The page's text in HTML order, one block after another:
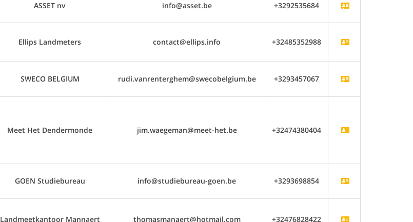
ASSET nv info@asset.be +3292535684
Ellips Landmeters contact@ellips.info +32485352988
SWECO BELGIUM rudi.vanrenterghem@swecobelgium.be +3293457067
Meet Het Dendermonde jim.waegeman@meet-het.be +32474380404
GOEN Studiebureau info@studiebureau-goen.be +3293698854
Landmeetkantoor Mannaert thomasmanaert@hotmail.com +32476828422